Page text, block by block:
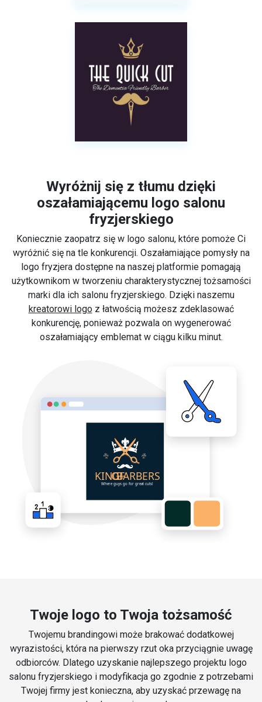
Wyróżnij się z tłumu dzięki
oszałamiającemu logo salonu
fryzjerskiego
Koniecznie zaopatrz się w logo salonu, które pomoże Ci
wyróżnić się na tle konkurencji. Oszałamiające pomysły na
logo fryzjera dostępne na naszej platformie pomagają
użytkownikom w tworzeniu charakterystycznej tożsamości
marki dla ich salonu fryzjerskiego. Dzięki naszemu
kreatorowi logoz łatwością możesz zdeklasować
konkurencję, ponieważ pozwala on wygenerować
oszałamiający emblemat w ciągu kilku minut.
Twoje logo to Twoja tożsamość
Twojemu brandingowi może brakować dodatkowej
wyrazistości, która na pierwszy rzut oka przyciągnie uwagę
odbiorców. Dlatego uzyskanie najlepszego projektu logo
salonu fryzjerskiego i modyfikacja go zgodnie z potrzebami
Twojej firmy jest konieczna, aby uzyskać przewagę na